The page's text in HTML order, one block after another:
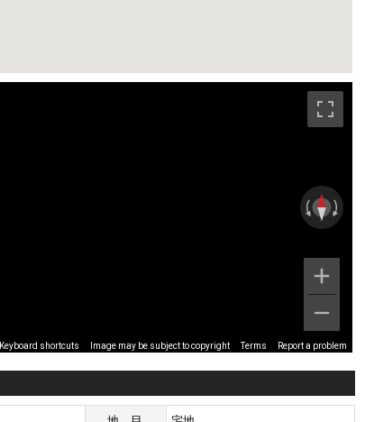
Keyboard shortcuts Image may be subject to copyright Terms Report a problem